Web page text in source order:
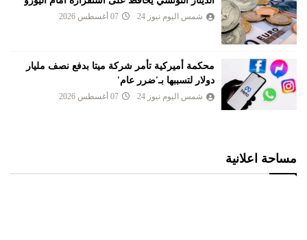
شمس اليوم نيوز 24 07 أغسطس 2026
محكمة أميركية تأمر شركة ميتا بدفع نصف مليار
دولار لتسببها بـ'ضرر عام'
شمس اليوم نيوز 24 07 أغسطس 2026
مساحة اعلانية